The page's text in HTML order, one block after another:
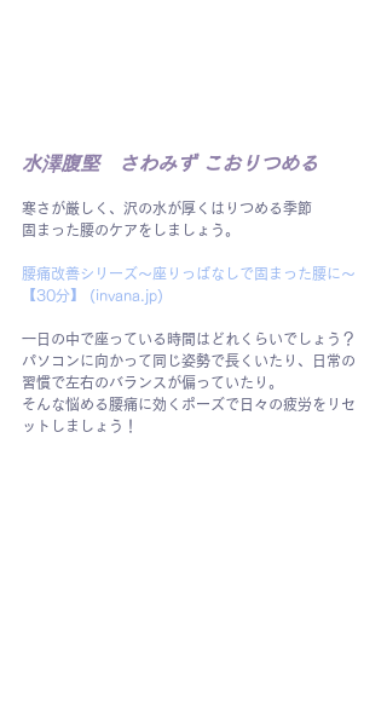
水澤腹堅　さわみず こおりつめる
寒さが厳しく、沢の水が厚くはりつめる季節
固まった腰のケアをしましょう。
腰痛改善シリーズ～座りっぱなしで固まった腰に～
【30分】 (invana.jp)
一日の中で座っている時間はどれくらいでしょう？
パソコンに向かって同じ姿勢で長くいたり、日常の
習慣で左右のバランスが偏っていたり。
そんな悩める腰痛に効くポーズで日々の疲労をリセ
ットしましょう！